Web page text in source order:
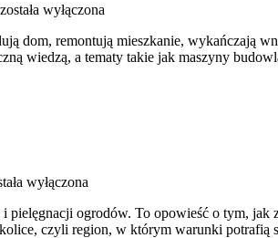
została wyłączona
dom, remontują mieszkanie, wykańczają
wiedzą, a tematy takie jak maszyny
wyłączona
ogrodów. To opowieść o tym, jak
czyli region, w którym warunki potrafią